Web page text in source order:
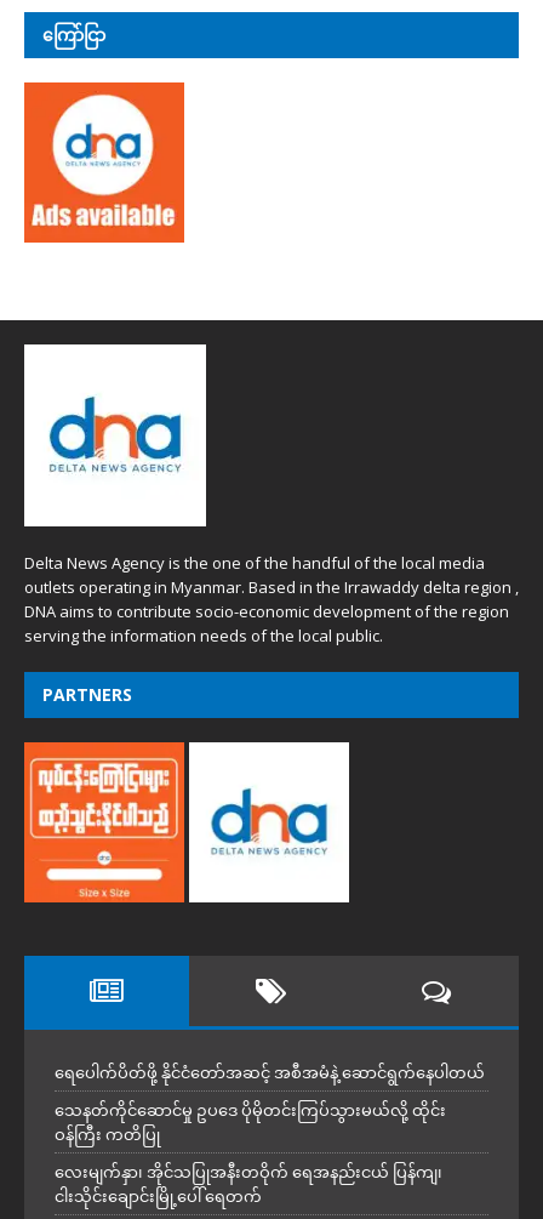
ကြော်ငြာ
Delta News Agency is the one of the handful of the local media
outlets operating in Myanmar. Based in the Irrawaddy delta region ,
DNA aims to contribute socio-economic development of the region
serving the information needs of the local public.
PARTNERS
ရေပေါက်ပိတ်ဖို့ နိုင်ငံတော်အဆင့် အစီအမံနဲ့ ဆောင်ရွက်နေပါတယ်
သေနတ်ကိုင်ဆောင်မှု ဥပဒေ ပိုမိုတင်းကြပ်သွားမယ်လို့ ထိုင်း
ဝန်ကြီး ကတိပြု
လေးမျက်နှာ၊ အိုင်သပြုအနီးတဝိုက် ရေအနည်းငယ် ပြန်ကျ၊
ငါးသိုင်းချောင်းမြို့ပေါ် ရေတက်